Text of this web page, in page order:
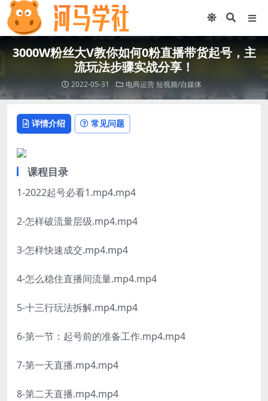
3000W粉丝大V教你如何0粉直播带货起号，主
流玩法步骤实战分享！
2022-05-31 电商运营短视频/自媒体
详情介绍 常见问题
课程目录
1-2022起号必看1.mp4.mp4
2-怎样破流量层级.mp4.mp4
3-怎样快速成交.mp4.mp4
4-怎么稳住直播间流量.mp4.mp4
5-十三行玩法拆解.mp4.mp4
6-第一节：起号前的准备工作.mp4.mp4
7-第一天直播.mp4.mp4
8-第二天直播.mp4.mp4